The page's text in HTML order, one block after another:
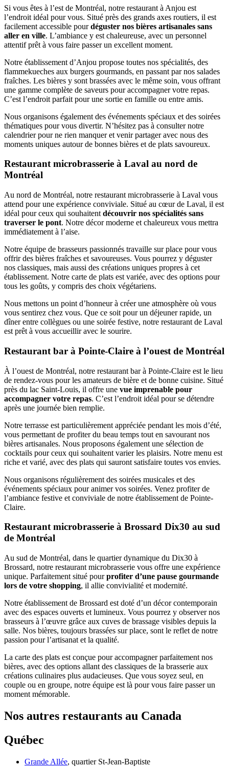
Si vous êtes à l’est de Montréal, notre restaurant à Anjou est
l’endroit idéal pour vous. Situé près des grands axes routiers, il est
facilement accessible pourdéguster nos bières artisanales sans
aller en ville. L’ambiance y est chaleureuse, avec un personnel
attentif prêt à vous faire passer un excellent moment.
Notre établissement d’Anjou propose toutes nos spécialités, des
flammekueches aux burgers gourmands, en passant par nos salades
fraîches. Les bières y sont brassées avec le même soin, vous offrant
une gamme complète de saveurs pour accompagner votre repas.
C’est l’endroit parfait pour une sortie en famille ou entre amis.
Nous organisons également des événements spéciaux et des soirées
thématiques pour vous divertir. N’hésitez pas à consulter notre
calendrier pour ne rien manquer et venir partager avec nous des
moments uniques autour de bonnes bières et de plats savoureux.
Restaurant microbrasserie à Laval au nord de
Montréal
Au nord de Montréal, notre restaurant microbrasserie à Laval vous
attend pour une expérience conviviale. Situé au cœur de Laval, il est
idéal pour ceux qui souhaitent découvrir nos spécialités sans
traverser le pont. Notre décor moderne et chaleureux vous mettra
immédiatement à l’aise.
Notre équipe de brasseurs passionnés travaille sur place pour vous
offrir des bières fraîches et savoureuses. Vous pourrez y déguster
nos classiques, mais aussi des créations uniques propres à cet
établissement. Notre carte de plats est variée, avec des options pour
tous les goûts, y compris des choix végétariens.
Nous mettons un point d’honneur à créer une atmosphère où vous
vous sentirez chez vous. Que ce soit pour un déjeuner rapide, un
dîner entre collègues ou une soirée festive, notre restaurant de Laval
est prêt à vous accueillir avec le sourire.
Restaurant bar à Pointe-Claire à l’ouest de Montréal
À l’ouest de Montréal, notre restaurant bar à Pointe-Claire est le lieu
de rendez-vous pour les amateurs de bière et de bonne cuisine. Situé
près du lac Saint-Louis, il offre une vue imprenable pour
accompagner votre repas. C’est l’endroit idéal pour se détendre
après une journée bien remplie.
Notre terrasse est particulièrement appréciée pendant les mois d’été,
vous permettant de profiter du beau temps tout en savourant nos
bières artisanales. Nous proposons également une sélection de
cocktails pour ceux qui souhaitent varier les plaisirs. Notre menu est
riche et varié, avec des plats qui sauront satisfaire toutes vos envies.
Nous organisons régulièrement des soirées musicales et des
événements spéciaux pour animer vos soirées. Venez profiter de
l’ambiance festive et conviviale de notre établissement de Pointe-
Claire.
Restaurant microbrasserie à Brossard Dix30 au sud
de Montréal
Au sud de Montréal, dans le quartier dynamique du Dix30 à
Brossard, notre restaurant microbrasserie vous offre une expérience
unique. Parfaitement situé pourprofiter d’une pause gourmande
lors de votre shopping, il allie convivialité et modernité.
Notre établissement de Brossard est doté d’un décor contemporain
avec des espaces ouverts et lumineux. Vous pourrez y observer nos
brasseurs à l’œuvre grâce aux cuves de brassage visibles depuis la
salle. Nos bières, toujours brassées sur place, sont le reflet de notre
passion pour l’artisanat et la qualité.
La carte des plats est conçue pour accompagner parfaitement nos
bières, avec des options allant des classiques de la brasserie aux
créations culinaires plus audacieuses. Que vous soyez seul, en
couple ou en groupe, notre équipe est là pour vous faire passer un
moment mémorable.
Nos autres restaurants au Canada
Québec
Grande Allée, quartier St-Jean-Baptiste